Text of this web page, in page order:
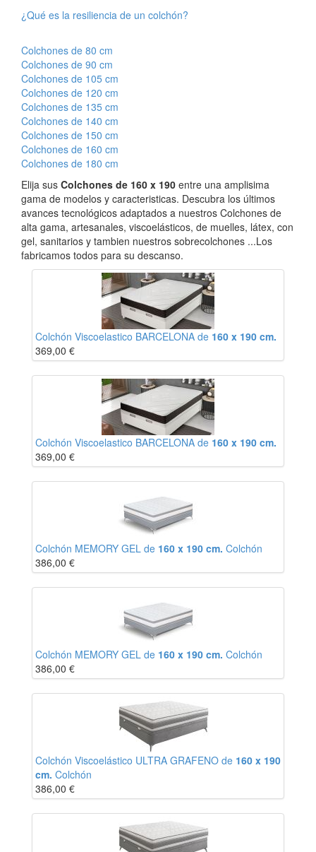
¿Qué es la resiliencia de un colchón?
Colchones de 80 cm
Colchones de 90 cm
Colchones de 105 cm
Colchones de 120 cm
Colchones de 135 cm
Colchones de 140 cm
Colchones de 150 cm
Colchones de 160 cm
Colchones de 180 cm
Elija sus Colchones de 160 x 190 entre una amplisima
gama de modelos y caracteristicas. Descubra los últimos
avances tecnológicos adaptados a nuestros Colchones de
alta gama, artesanales, viscoelásticos, de muelles, látex, con
gel, sanitarios y tambien nuestros sobrecolchones ...Los
fabricamos todos para su descanso.
Colchón Viscoelastico BARCELONA de 160 x 190 cm.
369,00 €
Colchón Viscoelastico BARCELONA de 160 x 190 cm.
369,00 €
Colchón MEMORY GEL de 160 x 190 cm. Colchón
386,00 €
Colchón MEMORY GEL de 160 x 190 cm. Colchón
386,00 €
Colchón Viscoelástico ULTRA GRAFENO de 160 x 190
cm. Colchón
386,00 €